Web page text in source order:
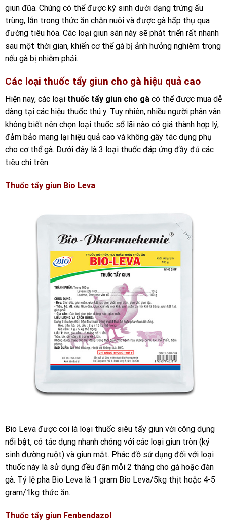
giun đũa. Chúng có thể được ký sinh dưới dạng trứng ấu
trùng, lẫn trong thức ăn chăn nuôi và được gà hấp thụ qua
đường tiêu hóa. Các loại giun sán này sẽ phát triển rất nhanh
sau một thời gian, khiến cơ thể gà bị ảnh hưởng nghiêm trọng
nếu gà bị nhiễm phải.
Các loại thuốc tẩy giun cho gà hiệu quả cao
Hiện nay, các loại thuốc tẩy giun cho gà có thể được mua dễ
dàng tại các hiệu thuốc thú y. Tuy nhiên, nhiều người phân vân
không biết nên chọn loại thuốc sổ lãi nào có giá thành hợp lý,
đảm bảo mang lại hiệu quả cao và không gây tác dụng phụ
cho cơ thể gà. Dưới đây là 3 loại thuốc đáp ứng đầy đủ các
tiêu chí trên.
Thuốc tẩy giun Bio Leva
Bio Leva được coi là loại thuốc siêu tẩy giun với công dụng
nổi bật, có tác dụng nhanh chóng với các loại giun tròn (ký
sinh đường ruột) và giun mắt. Phác đồ sử dụng đối với loại
thuốc này là sử dụng đều đặn mỗi 2 tháng cho gà hoặc đàn
gà. Tỷ lệ pha Bio Leva là 1 gram Bio Leva/5kg thịt hoặc 4-5
gram/1kg thức ăn.
Thuốc tẩy giun Fenbendazol